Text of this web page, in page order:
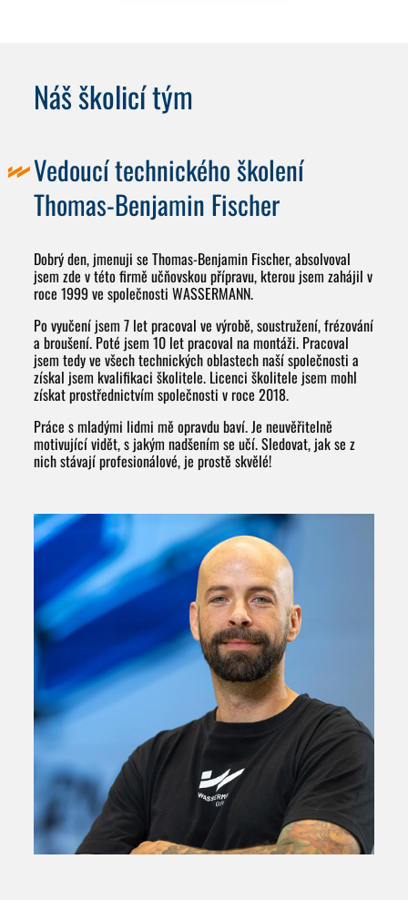
Náš školicí tým
Vedoucí technického školení
Thomas-Benjamin Fischer
Dobrý den, jmenuji se Thomas-Benjamin Fischer, absolvoval
jsem zde v této firmě učňovskou přípravu, kterou jsem zahájil v
roce 1999 ve společnosti WASSERMANN.
Po vyučení jsem 7 let pracoval ve výrobě, soustružení, frézování
a broušení. Poté jsem 10 let pracoval na montáži. Pracoval
jsem tedy ve všech technických oblastech naší společnosti a
získal jsem kvalifikaci školitele. Licenci školitele jsem mohl
získat prostřednictvím společnosti v roce 2018.
Práce s mladými lidmi mě opravdu baví. Je neuvěřitelně
motivující vidět, s jakým nadšením se učí. Sledovat, jak se z
nich stávají profesionálové, je prostě skvělé!